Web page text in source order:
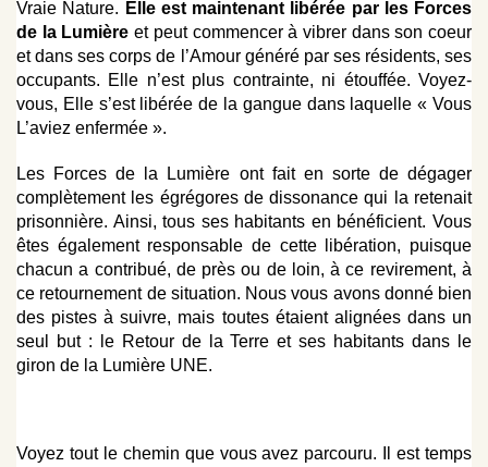
Vraie Nature. Elle est maintenant libérée par les Forces
de la Lumièreet peut commencer à vibrer dans son coeur
et dans ses corps de l’Amour généré par ses résidents, ses
occupants. Elle n’est plus contrainte, ni étouffée. Voyez-
vous, Elle s’est libérée de la gangue dans laquelle « Vous
L’aviez enfermée ».
Les Forces de la Lumière ont fait en sorte de dégager
complètement les égrégores de dissonance qui la retenait
prisonnière. Ainsi, tous ses habitants en bénéficient. Vous
êtes également responsable de cette libération, puisque
chacun a contribué, de près ou de loin, à ce revirement, à
ce retournement de situation. Nous vous avons donné bien
des pistes à suivre, mais toutes étaient alignées dans un
seul but : le Retour de la Terre et ses habitants dans le
giron de la Lumière UNE.
Voyez tout le chemin que vous avez parcouru. Il est temps